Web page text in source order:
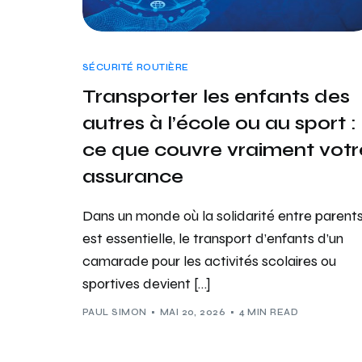
SÉCURITÉ ROUTIÈRE
Transporter les enfants des
autres à l’école ou au sport :
ce que couvre vraiment
assurance
Dans un monde où la solidarité entre
est essentielle, le transport d’enfants d’un
camarade pour les activités scolaires ou
sportives devient […]
PAUL SIMON MAI 20, 2026 4 MIN READ